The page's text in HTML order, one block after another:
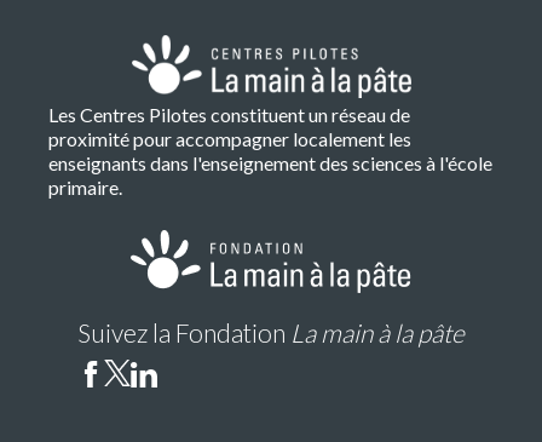
Les Centres Pilotes constituent un réseau de
proximité pour accompagner localement les
enseignants dans l'enseignement des sciences à l'école
primaire.
Suivez la Fondation La main à la pâte